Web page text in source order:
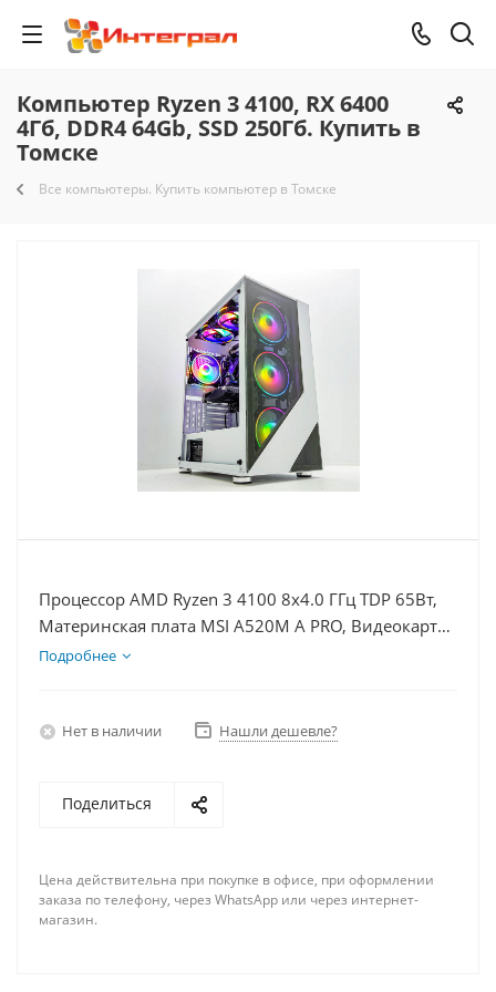
Компьютер Ryzen 3 4100, RX 6400
4Гб, DDR4 64Gb, SSD 250Гб. Купить в
Томске
Все компьютеры. Купить компьютер в Томске
Процессор AMD Ryzen 3 4100 8x4.0 ГГц TDP 65Вт,
Материнская плата MSI A520M A PRO, Видеокарта
RX 6400 4Гб, Память DDR4 64Gb, Диски
Подробнее
Нет в наличии Нашли дешевле?
Поделиться
Цена действительна при покупке в офисе, при оформлении
заказа по телефону, через WhatsApp или через интернет-
магазин.